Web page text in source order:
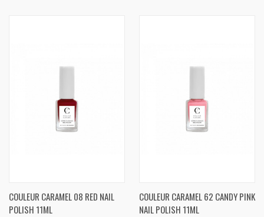
COULEUR CARAMEL 08 RED NAIL
POLISH 11ML
COULEUR CARAMEL 62 CANDY PINK
NAIL POLISH 11ML